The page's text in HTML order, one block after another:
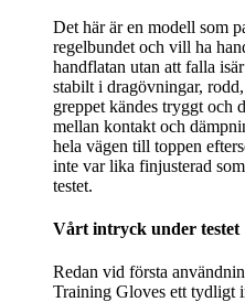
Det här är en modell som
regelbundet och vill ha
handflatan utan att falla
stabilt i dragövningar,
greppet kändes tryggt och
mellan kontakt och
hela vägen till toppen
inte var lika finjusterad
testet.
Vårt intryck under testet
Redan vid första
Training Gloves ett tydligt